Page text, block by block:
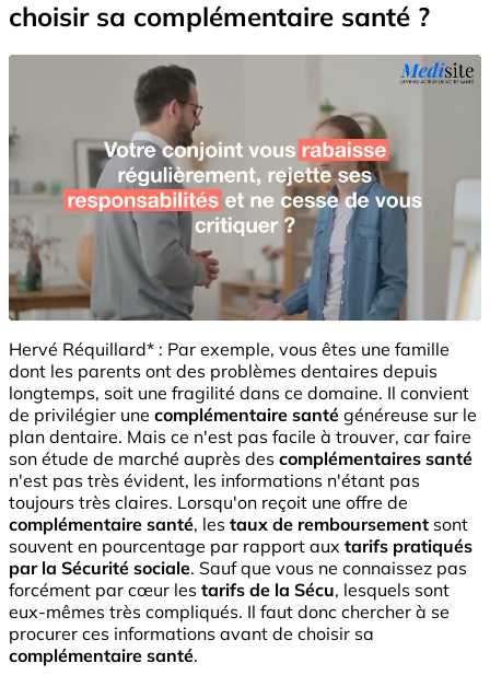
choisir sa complémentaire santé ?
Hervé Réquillard* : Par exemple, vous êtes une famille
dont les parents ont des problèmes dentaires depuis
longtemps, soit une fragilité dans ce domaine. Il convient
de privilégier une complémentaire santé généreuse sur le
plan dentaire. Mais ce n'est pas facile à trouver, car faire
son étude de marché auprès des complémentaires santé
n'est pas très évident, les informations n'étant pas
toujours très claires. Lorsqu'on reçoit une offre de
complémentaire santé, les taux de remboursement sont
souvent en pourcentage par rapport aux tarifs pratiqués
par la Sécurité sociale. Sauf que vous ne connaissez pas
forcément par cœur les tarifs de la Sécu, lesquels sont
eux-mêmes très compliqués. Il faut donc chercher à se
procurer ces informations avant de choisir sa
complémentaire santé.